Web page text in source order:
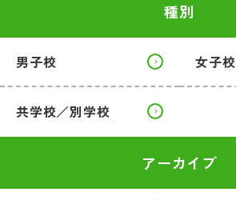
種別
男子校 女子校
共学校／別学校
アーカイブ